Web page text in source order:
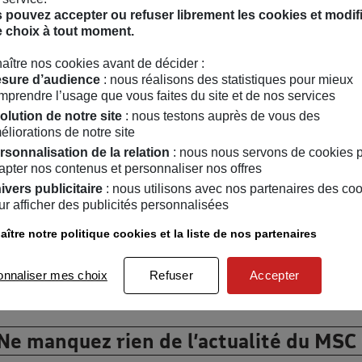
peuvent également vous
YKIMNAR +3°C (You Know
le20 /06 /2020
manquez rien de l’actualité du MSC
pouvez accepter ou refuser librement les cookies et
choix à tout moment.
nos cookies avant de décider :
d’audience : nous réalisons des statistiques pour mieux
l’usage que vous faites du site et de nos services
de notre site : nous testons auprès de vous des
de notre site
de la relation : nous nous servons de cookies
nos contenus et personnaliser nos offres
publicitaire : nous utilisons avec nos partenaires des
afficher des publicités personnalisées
notre politique cookies et la liste de nos partenaires
mes choix Refuser Accepter